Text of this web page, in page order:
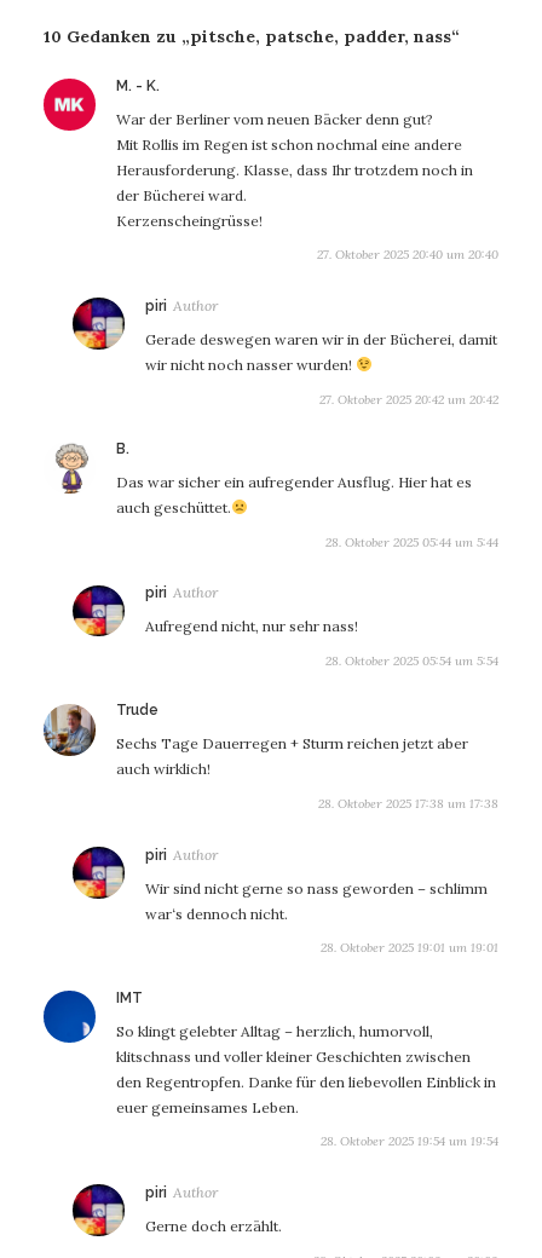
10 Gedanken zu „pitsche, patsche, padder, nass“
M. - K.
War der Berliner vom neuen Bäcker denn gut?
Mit Rollis im Regen ist schon nochmal eine andere
Herausforderung. Klasse, dass Ihr trotzdem noch in
der Bücherei ward.
Kerzenscheingrüsse!
27. Oktober 2025 20:40 um 20:40
piri sagt:
Gerade deswegen waren wir in der Bücherei, damit
wir nicht noch nasser wurden!
27. Oktober 2025 20:42 um 20:42
B.
Das war sicher ein aufregender Ausflug. Hier hat es
auch geschüttet.
28. Oktober 2025 05:44 um 5:44
piri sagt:
Aufregend nicht, nur sehr nass!
28. Oktober 2025 05:54 um 5:54
Trude
Sechs Tage Dauerregen + Sturm reichen jetzt aber
auch wirklich!
28. Oktober 2025 17:38 um 17:38
piri sagt:
Wir sind nicht gerne so nass geworden – schlimm
war‘s dennoch nicht.
28. Oktober 2025 19:01 um 19:01
IMT
So klingt gelebter Alltag – herzlich, humorvoll,
klitschnass und voller kleiner Geschichten zwischen
den Regentropfen. Danke für den liebevollen Einblick in
euer gemeinsames Leben.
28. Oktober 2025 19:54 um 19:54
piri sagt:
Gerne doch erzählt.